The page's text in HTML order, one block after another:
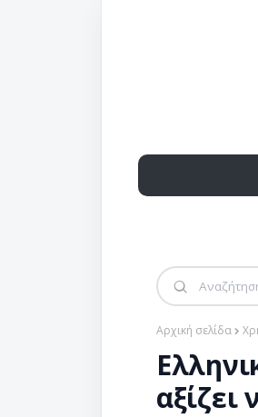
Αρχική σελίδα
αξίζει